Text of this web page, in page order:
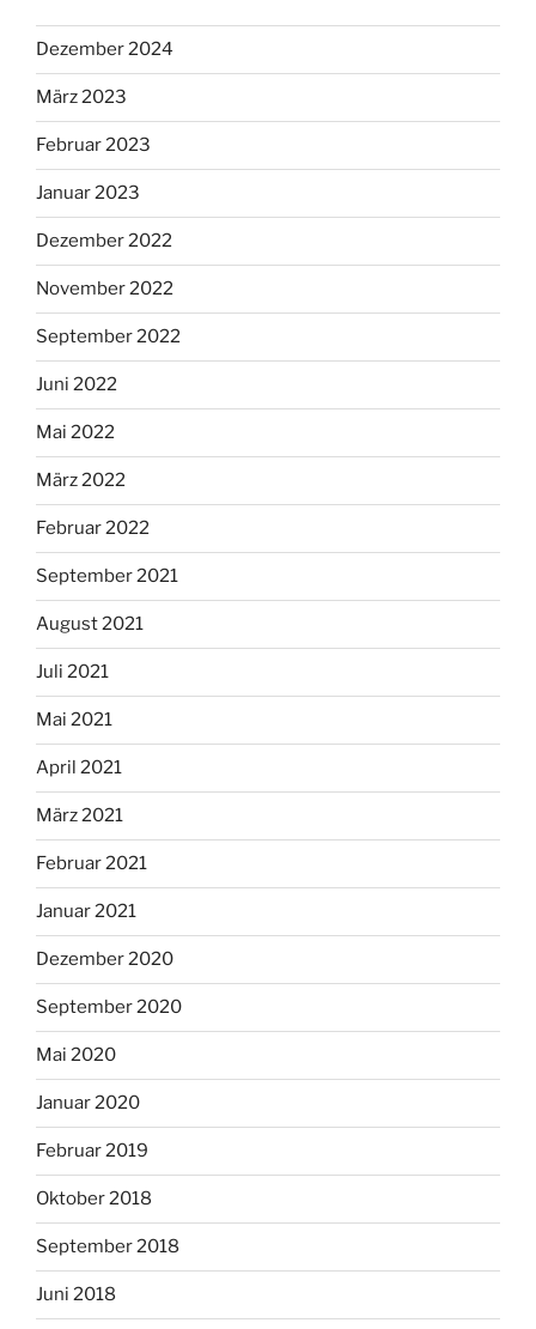
Dezember 2024
März 2023
Februar 2023
Januar 2023
Dezember 2022
November 2022
September 2022
Juni 2022
Mai 2022
März 2022
Februar 2022
September 2021
August 2021
Juli 2021
Mai 2021
April 2021
März 2021
Februar 2021
Januar 2021
Dezember 2020
September 2020
Mai 2020
Januar 2020
Februar 2019
Oktober 2018
September 2018
Juni 2018